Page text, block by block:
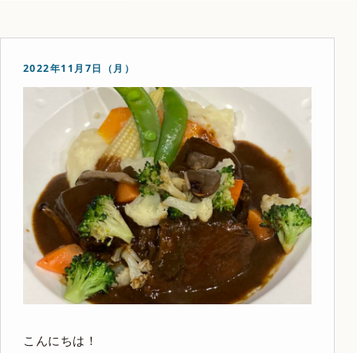
2022年11月7日（月）
こんにちは！